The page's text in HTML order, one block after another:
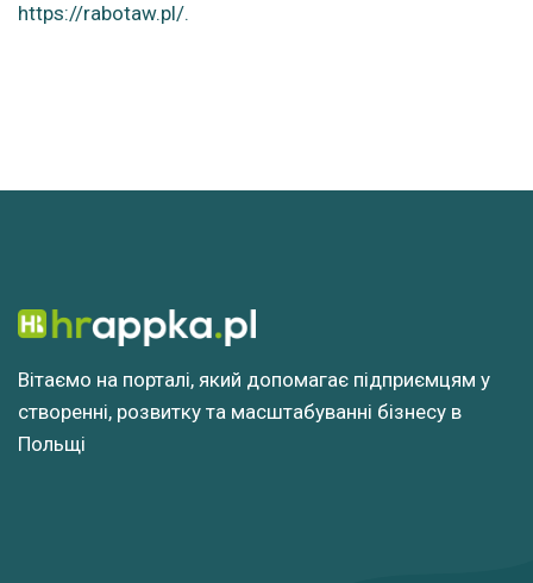
https://rabotaw.pl/.
Вітаємо на порталі, який допомагає підприємцям у
створенні, розвитку та масштабуванні бізнесу в
Польщі